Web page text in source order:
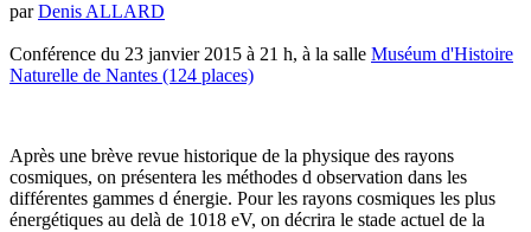
parDenis ALLARD
Conférence du 23 janvier 2015 à 21 h, à la salle Muséum d'Histoire
Naturelle de Nantes (124 places)
Après une brève revue historique de la physique des rayons
cosmiques, on présentera les méthodes d observation dans les
différentes gammes d énergie. Pour les rayons cosmiques les plus
énergétiques au delà de 1018 eV, on décrira le stade actuel de la